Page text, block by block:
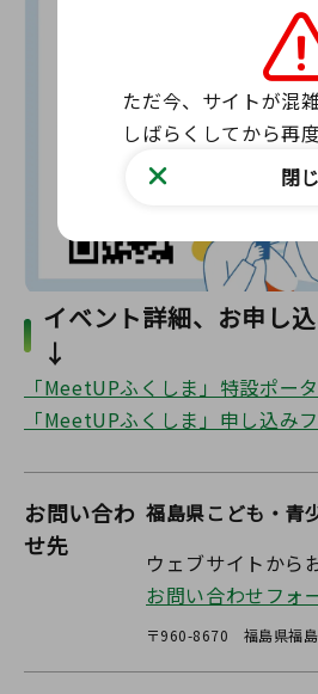
イベント詳細、お申し
↓
「MeetUPふくしま」特設ポー
「MeetUPふくしま」申し込み
お問い合わ
せ先
福島県こども・青
ウェブサイトから
お問い合わせフォ
〒960-8670 福島県福
ただ今、サイトが混
しばらくしてから再
閉